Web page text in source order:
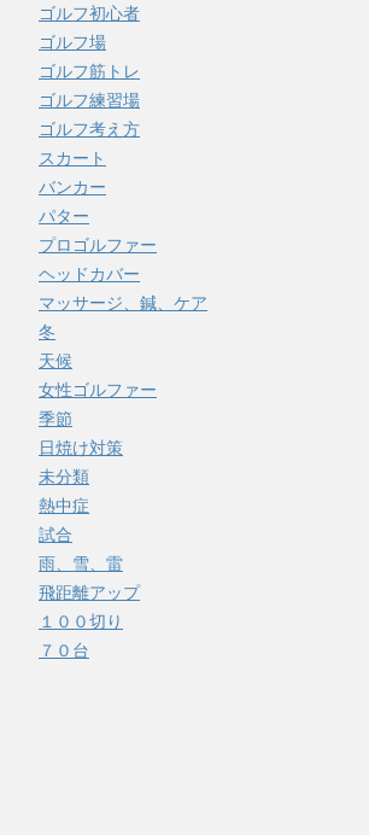
ゴルフ初心者
ゴルフ場
ゴルフ筋トレ
ゴルフ練習場
ゴルフ考え方
スカート
バンカー
パター
プロゴルファー
ヘッドカバー
マッサージ、鍼、ケア
冬
天候
女性ゴルファー
季節
日焼け対策
未分類
熱中症
試合
雨、雪、雷
飛距離アップ
１００切り
７０台